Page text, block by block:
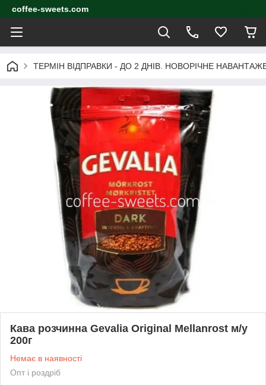
coffee-sweets.com
ТЕРМІН ВІДПРАВКИ - ДО 2 ДНІВ. НОВОРІЧНЕ
Кава розчинна Gevalia Original Mellanrost м/у
200г
Немає в наявності
Опт і роздріб